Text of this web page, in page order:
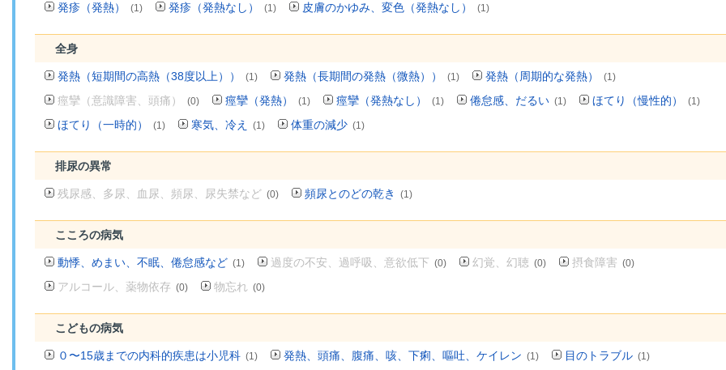
発疹（発熱） (1) 発疹（発熱なし） (1) 皮膚のかゆみ、変色（発熱なし） (1)
全身
発熱（短期間の高熱（38度以上）） (1) 発熱（長期間の発熱（微熱）） (1) 発熱（周期的な発熱） (1)
痙攣（意識障害、頭痛） (0) 痙攣（発熱） (1) 痙攣（発熱なし） (1) 倦怠感、だるい (1) ほてり（慢性的） (1)
ほてり（一時的） (1) 寒気、冷え (1) 体重の減少 (1)
排尿の異常
残尿感、多尿、血尿、頻尿、尿失禁など (0) 頻尿とのどの乾き (1)
こころの病気
動悸、めまい、不眠、倦怠感など (1) 過度の不安、過呼吸、意欲低下 (0) 幻覚、幻聴 (0) 摂食障害 (0)
アルコール、薬物依存 (0) 物忘れ (0)
こどもの病気
０〜15歳までの内科的疾患は小児科 (1) 発熱、頭痛、腹痛、咳、下痢、嘔吐、ケイレン (1) 目のトラブル (1)